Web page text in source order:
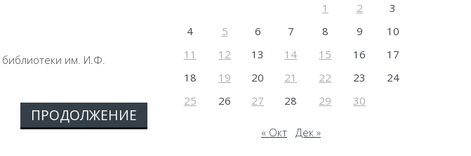
библиотеки им. И.Ф.
ПРОДОЛЖЕНИЕ
1
2
3
4
5 6 7 8 9
10
11
12 13 14 15 16
17
18
19 20 21 22 23
24
25
26 27 28 29 30
« Окт Дек »